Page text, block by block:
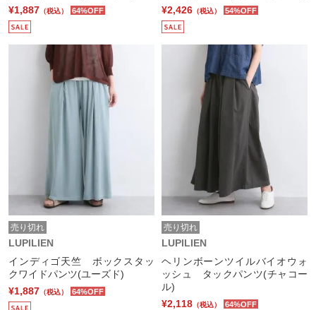
¥1,887 （税込） 64%OFF
¥2,426 （税込） 54%OFF
売り切れ
LUPILIEN
インディゴ天竺 ボックスタッ
クワイドパンツ(ユーズド)
¥1,887 （税込） 64%OFF
売り切れ
LUPILIEN
ヘリンボーンツイルバイオウォ
ッシュ タックパンツ(チャコー
ル)
¥2,118 （税込） 64%OFF